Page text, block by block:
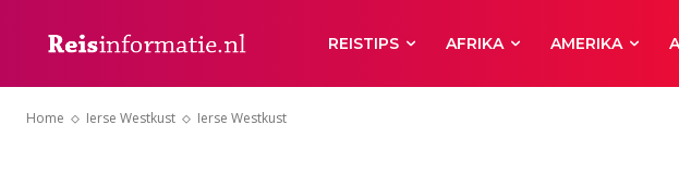
REISTIPS AFRIKA AMERIKA
Home Ierse Westkust Ierse Westkust